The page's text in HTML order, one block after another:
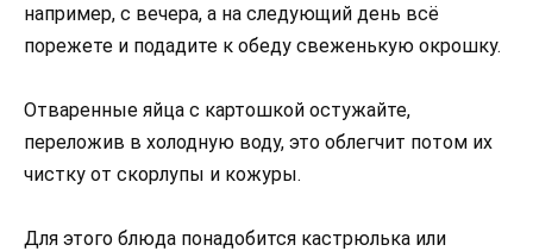
например, с вечера, а на следующий день всё
порежете и подадите к обеду свеженькую окрошку.
Отваренные яйца с картошкой остужайте,
переложив в холодную воду, это облегчит потом их
чистку от скорлупы и кожуры.
Для этого блюда понадобится кастрюлька или